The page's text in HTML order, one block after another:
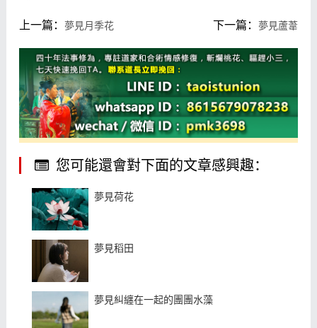
上一篇： 夢見月季花 下一篇：夢見蘆葦
您可能還會對下面的文章感興趣：
夢見荷花
夢見稻田
夢見糾纏在一起的團團水藻